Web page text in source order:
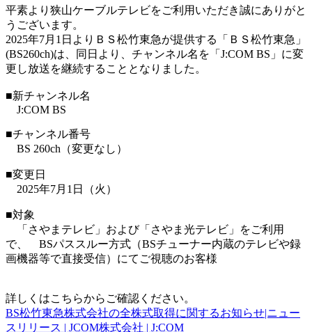
平素より狭山ケーブルテレビをご利用いただき誠にありがと
うございます。
2025年7月1日よりＢＳ松竹東急が提供する「ＢＳ松竹東急」
(BS260ch)は、同日より、チャンネル名を「J:COM BS」に変
更し放送を継続することとなりました。
■新チャンネル名
J:COM BS
■チャンネル番号
BS 260ch（変更なし）
■変更日
2025年7月1日（火）
■対象
「さやまテレビ」および「さやま光テレビ」をご利用
で、 BSパススルー方式（BSチューナー内蔵のテレビや録
画機器等で直接受信）にてご視聴のお客様
詳しくはこちらからご確認ください。
BS松竹東急株式会社の全株式取得に関するお知らせ|ニュー
スリリース | JCOM株式会社 | J:COM